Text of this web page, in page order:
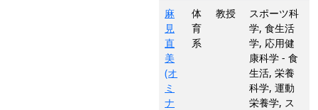
麻
見
直
美
(オ
ミ
ナ
体
育
系
教授
スポーツ科
学, 食生活
学, 応用健
康科学 - 食
生活, 栄養
科学, 運動
栄養学, ス